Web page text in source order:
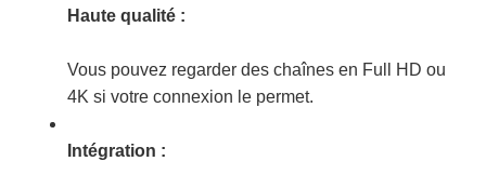
Haute qualité :
Vous pouvez regarder des chaînes en Full HD ou
4K si votre connexion le permet.
Intégration :